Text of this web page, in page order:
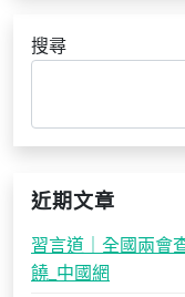
搜尋
近期文章
習言道｜全國兩會
饒_中國網